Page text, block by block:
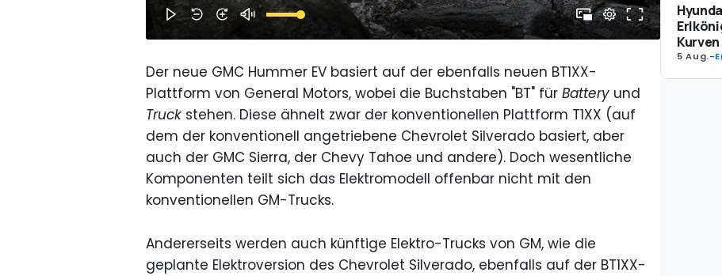
Der neue GMC Hummer EV basiert auf der ebenfalls neuen BT1XX-
Plattform von General Motors, wobei die Buchstaben "BT" für Battery und
Truck stehen. Diese ähnelt zwar der konventionellen Plattform T1XX (auf
dem der konventionell angetriebene Chevrolet Silverado basiert, aber
auch der GMC Sierra, der Chevy Tahoe und andere). Doch wesentliche
Komponenten teilt sich das Elektromodell offenbar nicht mit den
konventionellen GM-Trucks.
Andererseits werden auch künftige Elektro-Trucks von GM, wie die
geplante Elektroversion des Chevrolet Silverado, ebenfalls auf der BT1XX-
Kurven
5 Aug.-